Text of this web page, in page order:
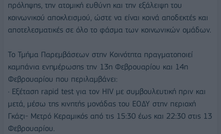
πρόληψης, την ατομική ευθύνη και την εξάλειψη του
κοινωνικού αποκλεισμού, ώστε να είναι κοινά αποδεκτές και
αποτελεσματικές σε όλο το φάσμα των κοινωνικών ομάδων.
To Τμήμα Παρεμβάσεων στην Kοινότητα πραγματοποιεί
καμπάνια ενημέρωσης την 13η Φεβρουαρίου και 14η
Φεβρουαρίου που περιλαμβάνει:
· Εξέταση rapid test για τον HIV με συμβουλευτική πριν και
μετά, μέσω της κινητής μονάδας του ΕΟΔΥ στην περιοχή
Γκάζι- Μετρό Κεραμικός από τις 15:30 έως και 22:30 στις 13
Φεβρουαρίου.